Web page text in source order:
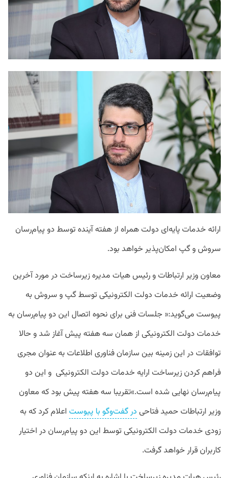
ارائه خدمات پایه‌ای دولت همراه از هفته آینده توسط دو پیام‌رسان
سروش و گپ امکان‌پذیر خواهد بود.
معاون وزیر ارتباطات و رئیس هیات مدیره زیرساخت در مورد آخرین
وضعیت ارائه خدمات دولت الکترونیکی توسط گپ و سروش به
پیوست می‌گوید:‌« جلسات فنی برای نحوه اتصال این دو پیام‌رسان به
خدمات دولت الکترونیکی از همان سه هفته پیش آغاز شد و حالا
توافقات در این زمینه بین سازمان فناوری اطلاعات به عنوان مجری
فراهم کردن زیرساخت ارایه خدمات دولت الکترونیکی و این دو
پیام‌رسان نهایی شده است.»تقریبا سه هفته پیش بود که معاون
وزیر ارتباطات حمید فتاحی در گفت‌وگو با پیوست اعلام کرد که به
زودی خدمات دولت الکترونیکی توسط این دو پیام‌رسان در اختیار
کاربران قرار خواهد گرفت.